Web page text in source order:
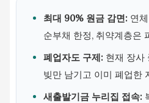
최대 90% 원금 감면: 연
순부채 한정, 취약계층은
폐업자도 구제: 현재 장사
빚만 남기고 이미 폐업한
새출발기금 누리집 접속: